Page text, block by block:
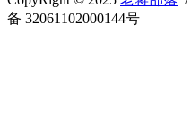
备 32061102000144号